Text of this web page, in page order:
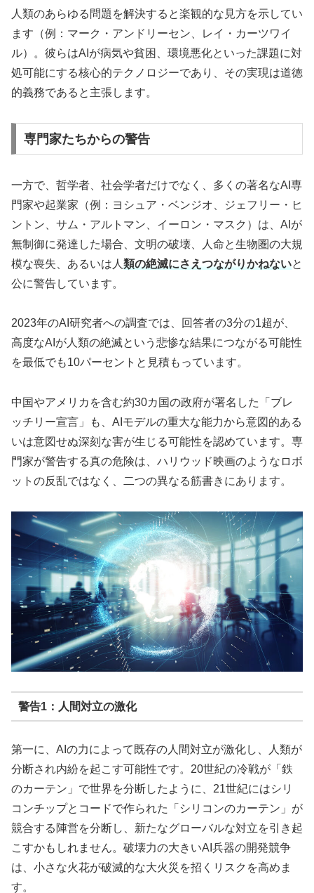
人類のあらゆる問題を解決すると楽観的な見方を示してい
ます（例：マーク・アンドリーセン、レイ・カーツワイ
ル）。彼らはAIが病気や貧困、環境悪化といった課題に対
処可能にする核心的テクノロジーであり、その実現は道徳
的義務であると主張します。
専門家たちからの警告
一方で、哲学者、社会学者だけでなく、多くの著名なAI専
門家や起業家（例：ヨシュア・ベンジオ、ジェフリー・ヒ
ントン、サム・アルトマン、イーロン・マスク）は、AIが
無制御に発達した場合、文明の破壊、人命と生物圏の大規
模な喪失、あるいは人 類の絶滅にさえつながりかねないと
公に警告しています。
2023年のAI研究者への調査では、回答者の3分の1超が、
高度なAIが人類の絶滅という悲惨な結果につながる可能性
を最低でも10パーセントと見積もっています。
中国やアメリカを含む約30カ国の政府が署名した「ブレ
ッチリー宣言」も、AIモデルの重大な能力から意図的ある
いは意図せぬ深刻な害が生じる可能性を認めています。専
門家が警告する真の危険は、ハリウッド映画のようなロボ
ットの反乱ではなく、二つの異なる筋書きにあります。
警告1：人間対立の激化
第一に、AIの力によって既存の人間対立が激化し、人類が
分断され内紛を起こす可能性です。20世紀の冷戦が「鉄
のカーテン」で世界を分断したように、21世紀にはシリ
コンチップとコードで作られた「シリコンのカーテン」が
競合する陣営を分断し、新たなグローバルな対立を引き起
こすかもしれません。破壊力の大きいAI兵器の開発競争
は、小さな火花が破滅的な大火災を招くリスクを高めま
す。